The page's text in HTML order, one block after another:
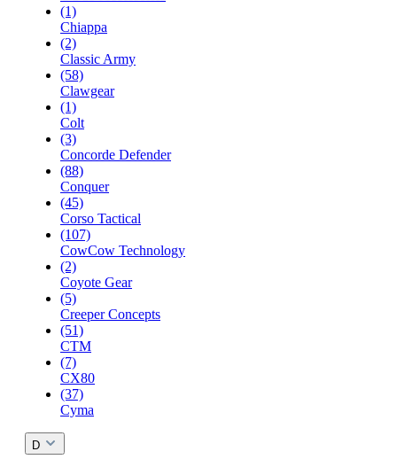
(1)
Chiappa
(2)
Classic Army
(58)
Clawgear
(1)
Colt
(3)
Concorde Defender
(88)
Conquer
(45)
Corso Tactical
(107)
CowCow Technology
(2)
Coyote Gear
(5)
Creeper Concepts
(51)
CTM
(7)
CX80
(37)
Cyma
D